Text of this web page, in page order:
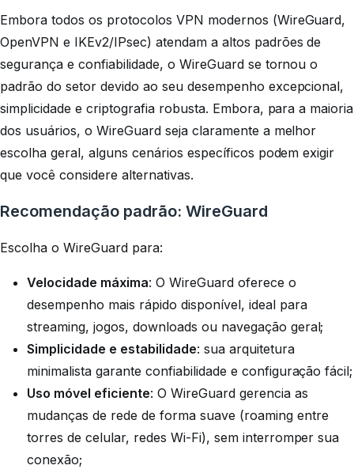
Embora todos os protocolos VPN modernos (WireGuard,
OpenVPN e IKEv2/IPsec) atendam a altos padrões de
segurança e confiabilidade, o WireGuard se tornou o
padrão do setor devido ao seu desempenho excepcional,
simplicidade e criptografia robusta. Embora, para a maioria
dos usuários, o WireGuard seja claramente a melhor
escolha geral, alguns cenários específicos podem exigir
que você considere alternativas.
Recomendação padrão: WireGuard
Escolha o WireGuard para:
Velocidade máxima: O WireGuard oferece o
desempenho mais rápido disponível, ideal para
streaming, jogos, downloads ou navegação geral;
Simplicidade e estabilidade: sua arquitetura
minimalista garante confiabilidade e configuração fácil;
Uso móvel eficiente: O WireGuard gerencia as
mudanças de rede de forma suave (roaming entre
torres de celular, redes Wi-Fi), sem interromper sua
conexão;